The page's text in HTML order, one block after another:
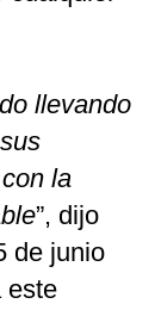
llevando
la
”, dijo
de junio
este